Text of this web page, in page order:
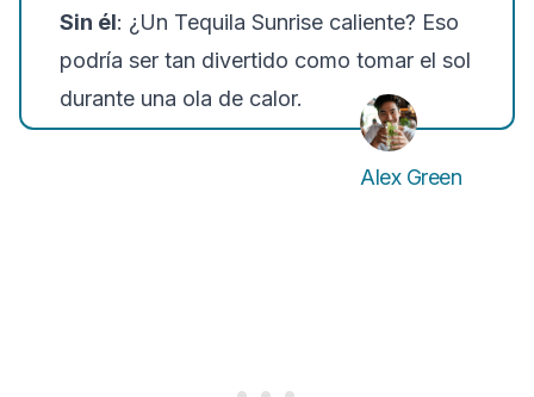
Sin él: ¿Un Tequila Sunrise caliente? Eso
podría ser tan divertido como tomar el sol
durante una ola de calor.
Alex Green